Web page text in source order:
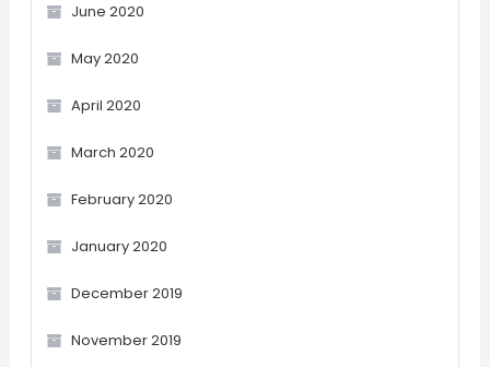
June 2020
May 2020
April 2020
March 2020
February 2020
January 2020
December 2019
November 2019